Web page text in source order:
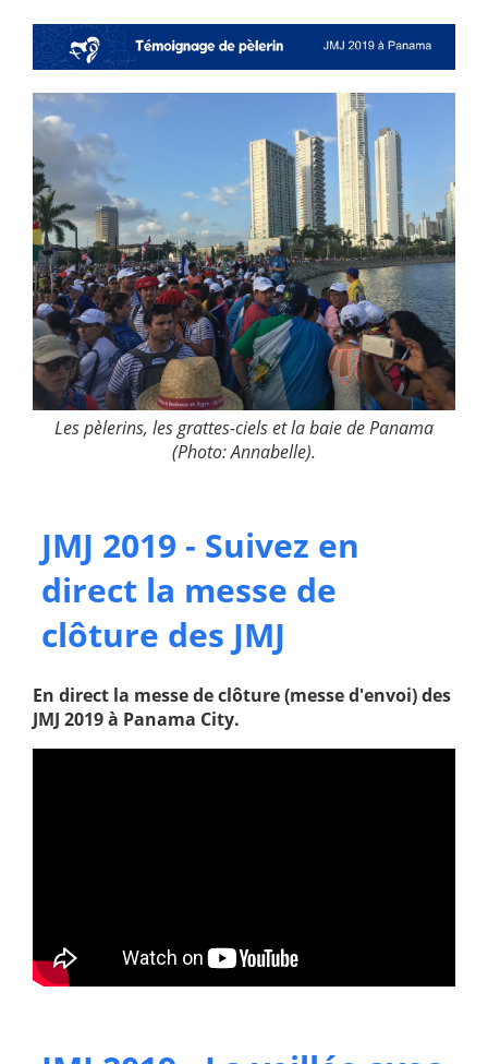
Les pèlerins, les grattes-ciels et la baie de Panama
(Photo: Annabelle).
JMJ 2019 - Suivez en
direct la messe de
clôture des JMJ
En direct la messe de clôture (messe d'envoi) des
JMJ 2019 à Panama City.